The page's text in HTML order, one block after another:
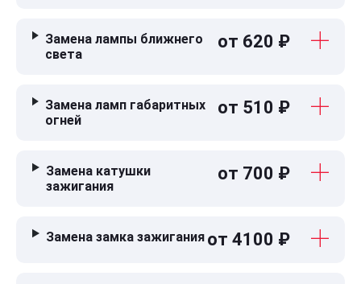
Замена лампы ближнего
света
от 620 ₽
Замена ламп габаритных
огней
от 510 ₽
Замена катушки
зажигания
от 700 ₽
Замена замка зажигания от 4100 ₽